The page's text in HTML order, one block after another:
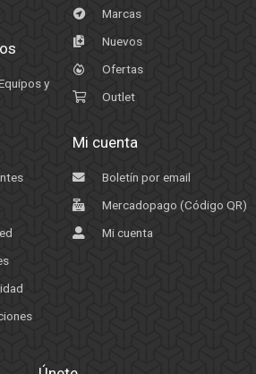
y
Marcas
Nuevos
Ofertas
Outlet
Mi cuenta
Boletín por email
Mercadopago (Código QR)
Mi cuenta